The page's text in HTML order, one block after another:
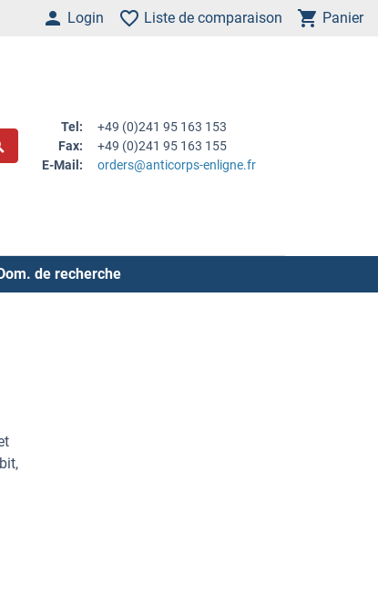
Login Liste de comparaison Panier
Tel:
+49 (0)241 95 163 153
Fax:
+49 (0)241 95 163 155
E-Mail:
orders@anticorps-enligne.fr
de recherche